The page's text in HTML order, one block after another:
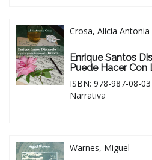
Crosa, Alicia Antonia
Enrique Santos
Puede Hacer Con
ISBN: 978-987-08-
Narrativa
Warnes, Miguel